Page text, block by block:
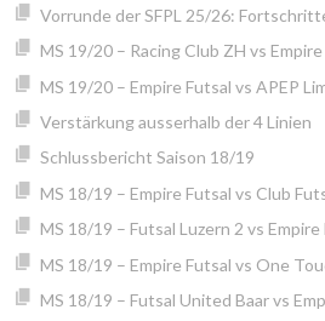
Vorrunde der SFPL 25/26:
MS 19/20 – Racing Club ZH vs
MS 19/20 – Empire Futsal vs APEP
Verstärkung ausserhalb der 4 Linien
Schlussbericht Saison 18/19
MS 18/19 – Empire Futsal vs Club
MS 18/19 – Futsal Luzern 2 vs Empire
MS 18/19 – Empire Futsal vs One
MS 18/19 – Futsal United Baar vs